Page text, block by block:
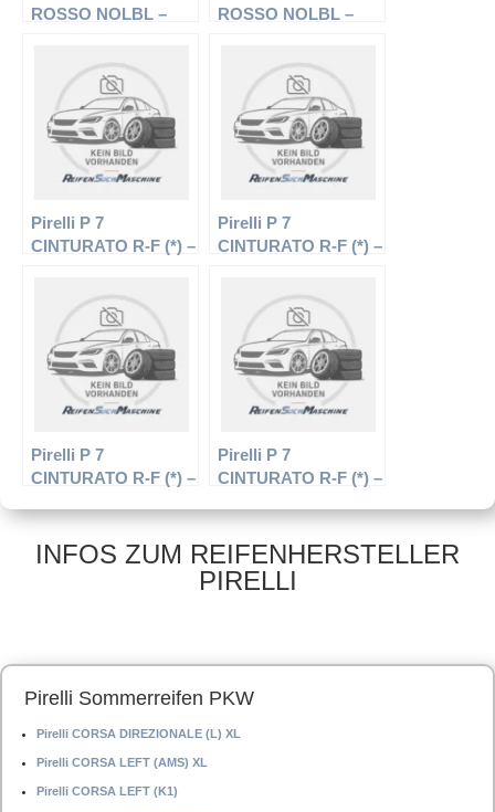
ROSSO NOLBL –
Sommerreifen
ROSSO NOLBL –
Sommerreifen
Pirelli P 7
CINTURATO R-F (*) –
Sommerreifen
Pirelli P 7
CINTURATO R-F (*) –
Sommerreifen
Pirelli P 7
CINTURATO R-F (*) –
R17 97 W –
Sommerreifen
Pirelli P 7
CINTURATO R-F (*) –
R19 92W –
Sommerreifen
INFOS ZUM REIFENHERSTELLER
PIRELLI
Pirelli Sommerreifen PKW
Pirelli CORSA DIREZIONALE (L) XL
Pirelli CORSA LEFT (AMS) XL
Pirelli CORSA LEFT (K1)